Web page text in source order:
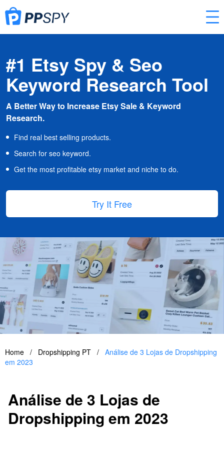
#1 Etsy Spy & Seo
Keyword Research Tool
A Better Way to Increase Etsy Sale & Keyword
Research.
Find real best selling products.
Search for seo keyword.
Get the most profitable etsy market and niche to do.
Try It Free
Home / Dropshipping PT / Análise de 3 Lojas de Dropshipping
em 2023
Análise de 3 Lojas de
Dropshipping em 2023